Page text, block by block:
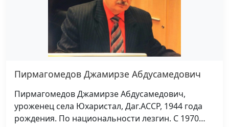
Пирмагомедов Джамирзе Абдусамедович
Пирмагомедов Джамирзе Абдусамедович,
уроженец села Юхаристал, Даг.АССР, 1944 года
рождения. По национальности лезгин. С 1970…